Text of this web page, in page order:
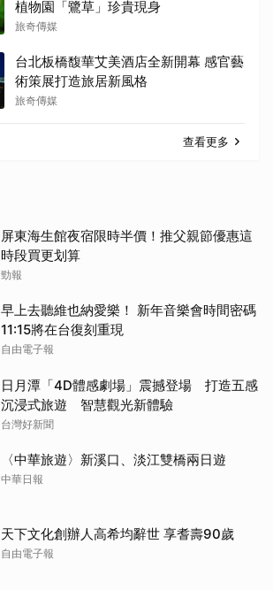
植物園「鷺草」珍貴現身
旅奇傳媒
台北板橋馥華艾美酒店全新開幕 感官藝
術策展打造旅居新風格
旅奇傳媒
查看更多
屏東海生館夜宿限時半價！推父親節優惠這
時段買更划算
勁報
早上去聽維也納愛樂！ 新年音樂會時間密碼
11:15將在台復刻重現
自由電子報
日月潭「4D體感劇場」震撼登場 打造五感
沉浸式旅遊 智慧觀光新體驗
台灣好新聞
〈中華旅遊〉新溪口、淡江雙橋兩日遊
中華日報
天下文化創辦人高希均辭世 享耆壽90歲
自由電子報